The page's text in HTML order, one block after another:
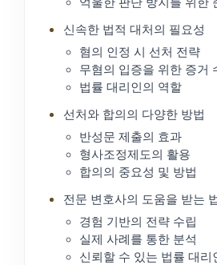
신속한 법적 대처의 필요성
혐의 인정 시 선처 전략
무혐의 입증을 위한 증거
법률 대리인의 역할
선처와 합의의 다양한 방법
반성문 제출의 효과
형사조정제도의 활용
합의의 중요성 및 방법
전문 변호사의 도움을 받는
경험 기반의 전략 수립
실제 사례를 통한 분석
신뢰할 수 있는 법률 대리